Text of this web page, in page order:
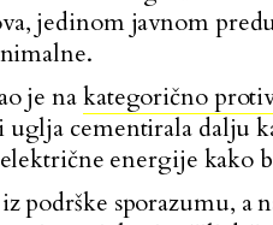
jedinom javnom
je nakategorično
cementirala dalju
energije kako
podrške sporazumu,